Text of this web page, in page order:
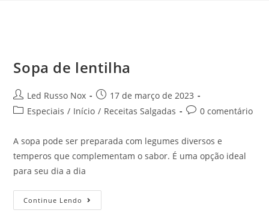
Sopa de lentilha
Led Russo Nox
17 de março de 2023
Especiais / Início / Receitas Salgadas 0 comentário
A sopa pode ser preparada com legumes diversos e
temperos que complementam o sabor. É uma opção ideal
para seu dia a dia
Continue Lendo